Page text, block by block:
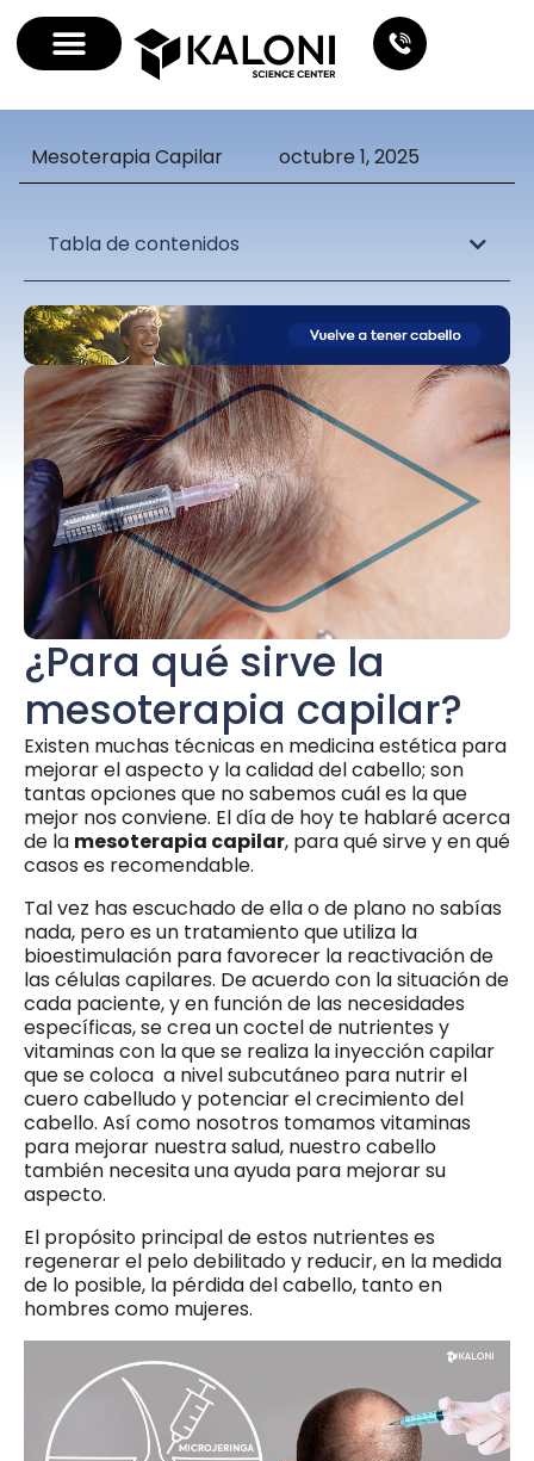
Mesoterapia Capilar octubre 1, 2025
Tabla de contenidos
¿Para qué sirve la
mesoterapia capilar?
Existen muchas técnicas en medicina estética para
mejorar el aspecto y la calidad del cabello; son
tantas opciones que no sabemos cuál es la que
mejor nos conviene. El día de hoy te hablaré acerca
de la mesoterapia capilar, para qué sirve y en qué
casos es recomendable.
Tal vez has escuchado de ella o de plano no sabías
nada, pero es un tratamiento que utiliza la
bioestimulación para favorecer la reactivación de
las células capilares. De acuerdo con la situación de
cada paciente, y en función de las necesidades
específicas, se crea un coctel de nutrientes y
vitaminas con la que se realiza la inyección capilar
que se coloca a nivel subcutáneo para nutrir el
cuero cabelludo y potenciar el crecimiento del
cabello. Así como nosotros tomamos vitaminas
para mejorar nuestra salud, nuestro cabello
también necesita una ayuda para mejorar su
aspecto.
El propósito principal de estos nutrientes es
regenerar el pelo debilitado y reducir, en la medida
de lo posible, la pérdida del cabello, tanto en
hombres como mujeres.